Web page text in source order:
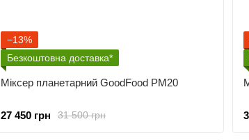
−13%
Безкоштовна доставка*
Міксер планетарний GoodFood PM20
31 500 грн
27 450 грн